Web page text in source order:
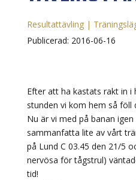
Resultattävling|
Publicerad: 2016-06-16
Efter att ha kastats rakt in
stunden vi kom hem så föll
Nu är vi med på banan
sammanfatta lite av vårt
på Lund C 03.45 den 21/5
nervösa för tågstrul)
tid!